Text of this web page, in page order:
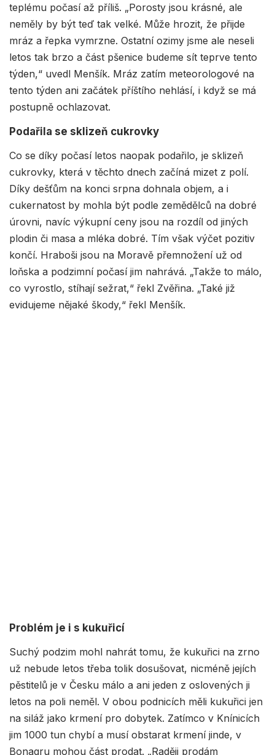
teplému počasí až příliš. „Porosty jsou krásné, ale
neměly by být teď tak velké. Může hrozit, že přijde
mráz a řepka vymrzne. Ostatní ozimy jsme ale neseli
letos tak brzo a část pšenice budeme sít teprve tento
týden,“ uvedl Menšík. Mráz zatím meteorologové na
tento týden ani začátek příštího nehlásí, i když se má
postupně ochlazovat.
Podařila se sklizeň cukrovky
Co se díky počasí letos naopak podařilo, je sklizeň
cukrovky, která v těchto dnech začíná mizet z polí.
Díky dešťům na konci srpna dohnala objem, a i
cukernatost by mohla být podle zemědělců na dobré
úrovni, navíc výkupní ceny jsou na rozdíl od jiných
plodin či masa a mléka dobré. Tím však výčet pozitiv
končí. Hraboši jsou na Moravě přemnožení už od
loňska a podzimní počasí jim nahrává. „Takže to málo,
co vyrostlo, stíhají sežrat,“ řekl Zvěřina. „Také již
evidujeme nějaké škody,“ řekl Menšík.
Problém je i s kukuřicí
Suchý podzim mohl nahrát tomu, že kukuřici na zrno
už nebude letos třeba tolik dosušovat, nicméně jejích
pěstitelů je v Česku málo a ani jeden z oslovených ji
letos na poli neměl. V obou podnicích měli kukuřici jen
na siláž jako krmení pro dobytek. Zatímco v Knínicích
jim 1000 tun chybí a musí obstarat krmení jinde, v
Bonagru mohou část prodat. „Raději prodám